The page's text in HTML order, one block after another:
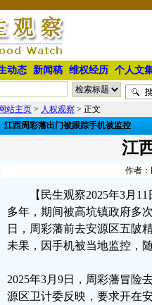
动态 新闻稿 维权经历 个人文
网站主页 > 人权观察 > 正文
江西周彩藩出门被跟踪手机被监控
江
作者：
【民生观察2025年3月
多年，期间被高坑镇政府多
日，周彩藩前去安源区五陂
未果，因手机被当地监控，
2025年3月9日，周彩藩冒险
源区卫计委反映，要求开在